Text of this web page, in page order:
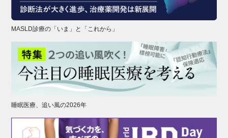
MASLD診療の「いま」と「これから」
睡眠医療、追い風の2026年